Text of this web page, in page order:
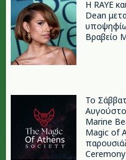
Η RAYE
Dean
Βραβείο
Το
Marine
Magic of
Ceremony